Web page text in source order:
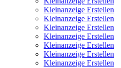
Kleinanzeige Erstellen
Kleinanzeige Erstellen
Kleinanzeige Erstellen
Kleinanzeige Erstellen
Kleinanzeige Erstellen
Kleinanzeige Erstellen
Kleinanzeige Erstellen